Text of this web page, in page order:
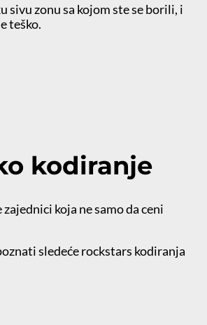
sivu zonu sa kojom ste se borili, i
teško.
kodiranje
koja ne samo da ceni
sledeće rockstars kodiranja